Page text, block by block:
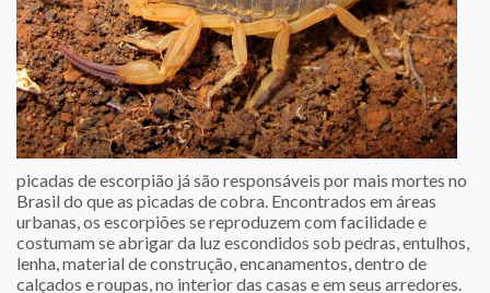
picadas de escorpião já são responsáveis por mais mortes no
Brasil do que as picadas de cobra. Encontrados em áreas
urbanas, os escorpiões se reproduzem com facilidade e
costumam se abrigar da luz escondidos sob pedras, entulhos,
lenha, material de construção, encanamentos, dentro de
calçados e roupas, no interior das casas e em seus arredores.